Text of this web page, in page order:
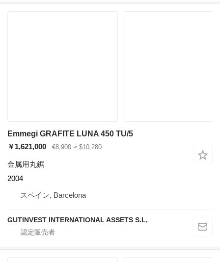
Emmegi GRAFITE LUNA 450 TU/5
￥1,621,000
€8,900 ≈ $10,280
金属用丸鋸
2004
スペイン, Barcelona
GUTINVEST INTERNATIONAL ASSETS S.L,